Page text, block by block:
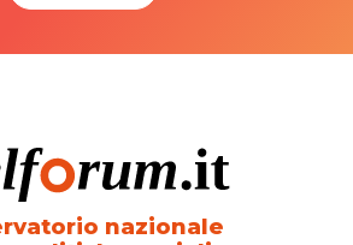
nazionale